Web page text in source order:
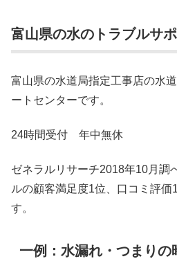
富山県の水のトラブルサ
富山県の水道局指定工事店の水
ートセンターです。
24時間受付 年中無休
ゼネラルリサーチ2018年10月調
ルの顧客満足度1位、口コミ評
す。
一例：水漏れ・つまりの